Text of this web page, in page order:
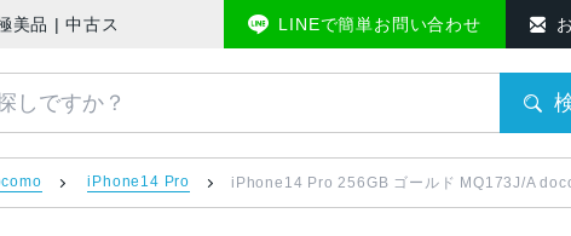
品 | 中古スマホ販売のアメモバマーケットLINEで簡単お問い合わせ
iPhone14 Pro iPhone14 Pro 256GB ゴールド MQ173J/A